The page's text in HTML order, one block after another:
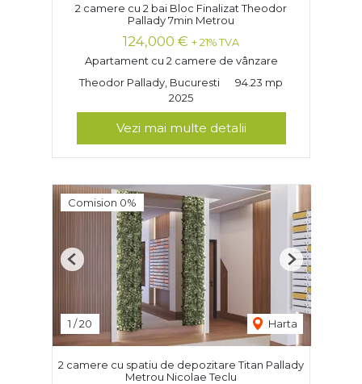
2 camere cu 2 bai Bloc Finalizat Theodor
Pallady 7min Metrou
124,000 € + 21% TVA
Apartament cu 2 camere de vânzare
Theodor Pallady, Bucuresti
94.23 mp
2025
Vezi mai multe detalii
Comision 0%
1 /20 Harta
Previous Next
2 camere cu spatiu de depozitare Titan Pallady
Metrou Nicolae Teclu